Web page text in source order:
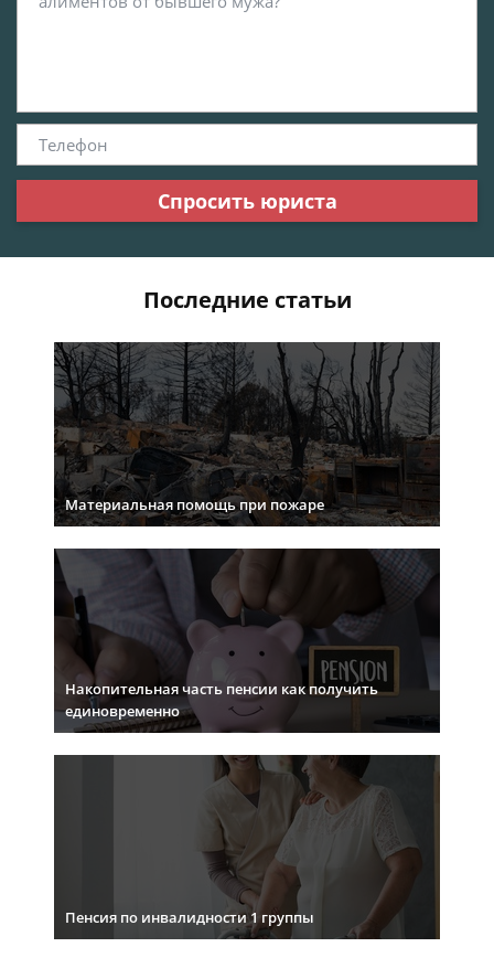
Спросить юриста
Последние статьи
Материальная помощь при пожаре
Накопительная часть пенсии как получить
единовременно
Пенсия по инвалидности 1 группы